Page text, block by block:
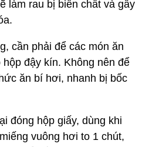
làm rau bị biến chất và gây
cần phải để các món ăn
đậy kín. Không nên để
ăn bí hơi, nhanh bị bốc
đóng hộp giấy, dùng khi
vuông hơi to 1 chút,